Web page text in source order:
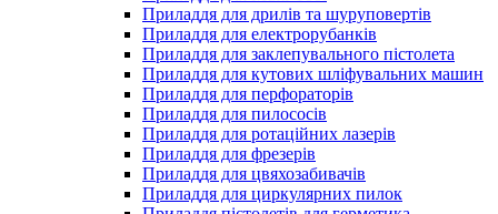
Приладдя для дрилів та шуруповертів
Приладдя для електрорубанків
Приладдя для заклепувального пістолета
Приладдя для кутових шліфувальних машин
Приладдя для перфораторів
Приладдя для пилососів
Приладдя для ротаційних лазерів
Приладдя для фрезерів
Приладдя для цвяхозабивачів
Приладдя для циркулярних пилок